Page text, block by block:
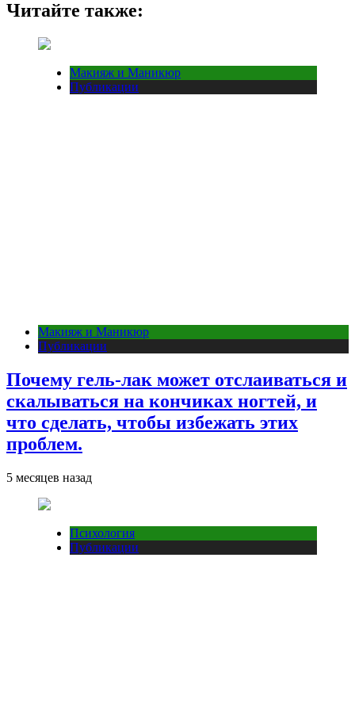
Читайте также:
Макияж и Маникюр
Публикации
Макияж и Маникюр
Публикации
Почему гель-лак может отслаиваться и
скалываться на кончиках ногтей, и
что сделать, чтобы избежать этих
проблем.
5 месяцев назад
Психология
Публикации